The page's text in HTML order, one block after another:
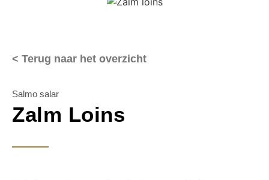
< Terug naar het overzicht
Salmo salar
Zalm Loins